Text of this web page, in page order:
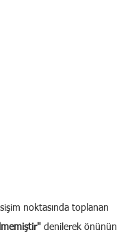
noktasında toplanan
denilerek önünün